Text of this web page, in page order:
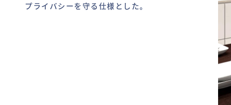
プライバシーを守る仕様とした。